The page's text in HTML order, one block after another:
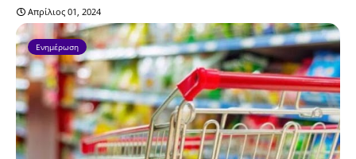
Απρίλιος 01, 2024
Ενημέρωση